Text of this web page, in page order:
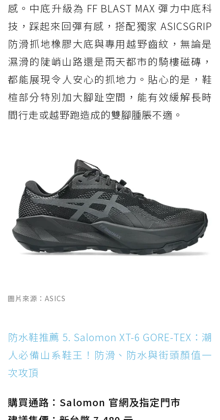
感。中底升級為 FF BLAST MAX 彈力中底科
技，踩起來回彈有感，搭配獨家 ASICSGRIP
防滑抓地橡膠大底與專用越野齒紋，無論是
濕滑的陡峭山路還是雨天都市的騎樓磁磚，
都能展現令人安心的抓地力。貼心的是，鞋
楦部分特別加大腳趾空間，能有效緩解長時
間行走或越野跑造成的雙腳腫脹不適。
圖片來源：ASICS
防水鞋推薦 5. Salomon XT-6 GORE-TEX：潮
人必備山系鞋王！防滑、防水與街頭顏值一
次攻頂
購買通路：Salomon 官網及指定門市